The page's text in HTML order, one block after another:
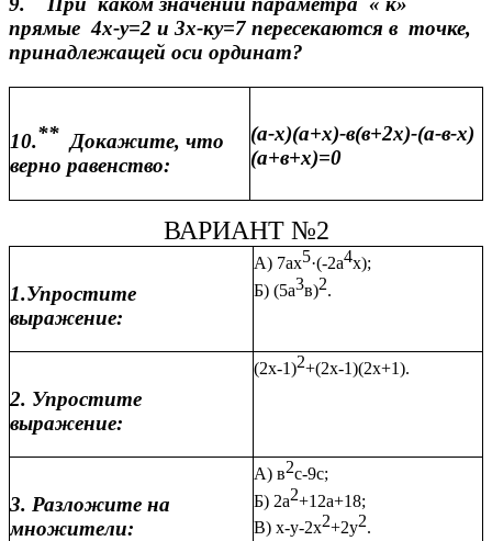
прямые 4х-у=2 и 3х-ку=7 пересекаются в точке,
принадлежащей оси ординат?
10.** Докажите, что
верно равенство:
(а-х)(а+х)-в(в+2х)-(а-в-х)
(а+в+х)=0
ВАРИАНТ №2
1.Упростите
выражение:
А) 7ах5·(-2а4х);
Б) (5а3в)2.
2. Упростите
выражение:
(2х-1)2+(2х-1)(2х+1).
3. Разложите на
множители:
А) в2с-9с;
Б) 2а2+12а+18;
В) х-у-2х2+2у2.